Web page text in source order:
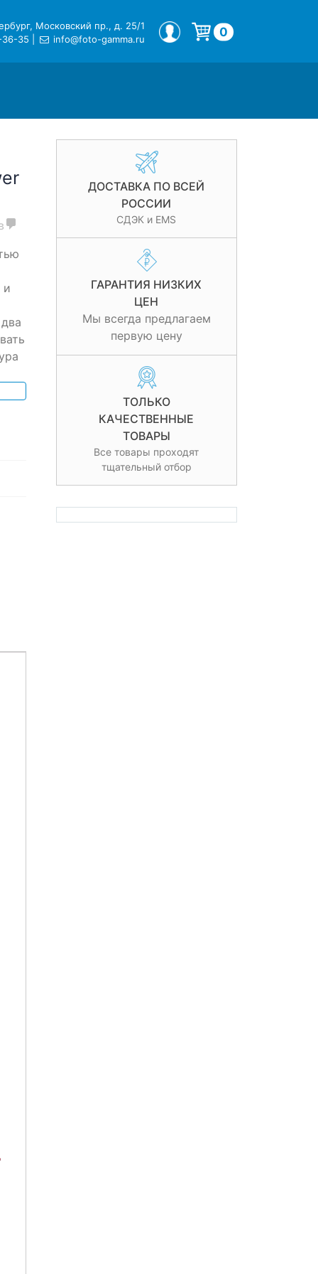
Московский пр., д. 25/1
36-35
info@foto-gamma.ru
МОЙ ПРОФИЛЬ 0
ДОСТАВКА ПО ВСЕЙ
РОССИИ
СДЭК и EMS
ГАРАНТИЯ НИЗКИХ
ЦЕН
Мы всегда предлагаем
первую цену
ТОЛЬКО
КАЧЕСТВЕННЫЕ
ТОВАРЫ
Все товары проходят
тщательный отбор
и